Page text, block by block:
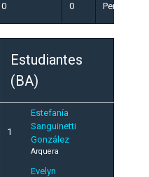
0 0 Perdedor
Estudiantes
(BA)
1
Estefanía
Sanguinetti
González
Arquera
Evelyn